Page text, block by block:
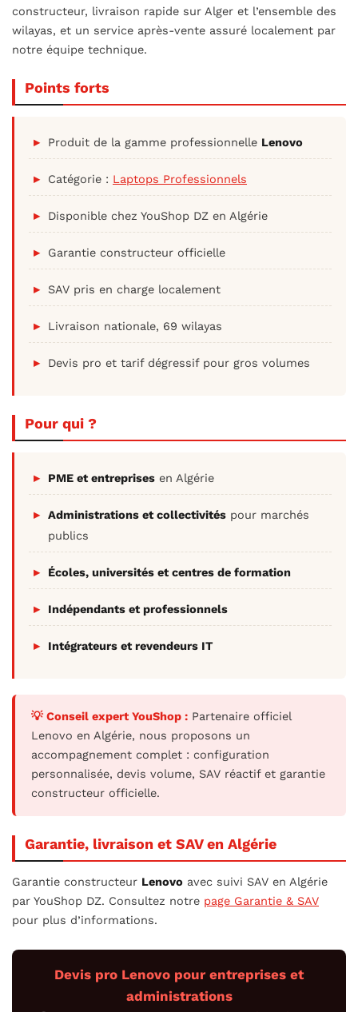
constructeur, livraison rapide sur Alger et l’ensemble des
wilayas, et un service après-vente assuré localement par
notre équipe technique.
Points forts
Produit de la gamme professionnelle Lenovo
Catégorie : Laptops Professionnels
Disponible chez YouShop DZ en Algérie
Garantie constructeur officielle
SAV pris en charge localement
Livraison nationale, 69 wilayas
Devis pro et tarif dégressif pour gros volumes
Pour qui ?
PME et entreprises en Algérie
Administrations et collectivités pour marchés
publics
Écoles, universités et centres de formation
Indépendants et professionnels
Intégrateurs et revendeurs IT
💡 Conseil expert YouShop : Partenaire officiel
Lenovo en Algérie, nous proposons un
accompagnement complet : configuration
personnalisée, devis volume, SAV réactif et garantie
constructeur officielle.
Garantie, livraison et SAV en Algérie
Garantie constructeur Lenovo avec suivi SAV en Algérie
par YouShop DZ. Consultez notre page Garantie & SAV
pour plus d’informations.
Devis pro Lenovo pour entreprises et
administrations